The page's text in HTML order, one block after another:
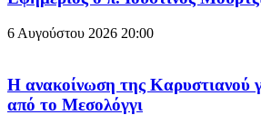
6 Αυγούστου 2026 20:00
Η ανακοίνωση της Καρυστιανού
από το Μεσολόγγι